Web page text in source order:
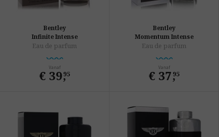
Bentley
Infinite Intense
Eau de parfum
Vanaf
€ 39,
95
Bentley
Momentum Intense
Eau de parfum
Vanaf
€ 37,
95